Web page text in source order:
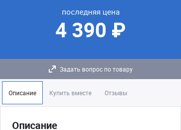
последняя цена
4 390 ₽
Задать вопрос по товару
Описание Купить вместе Отзывы
Описание